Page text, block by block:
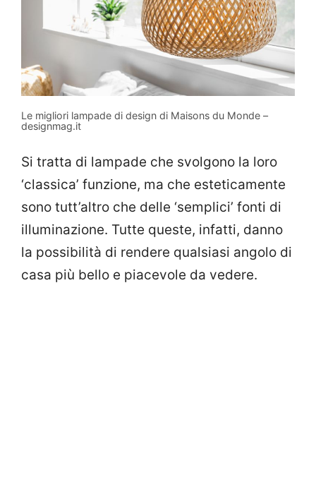
Le migliori lampade di design di Maisons du Monde –
designmag.it
Si tratta di lampade che svolgono la loro
‘classica’ funzione, ma che esteticamente
sono tutt’altro che delle ‘semplici’ fonti di
illuminazione. Tutte queste, infatti, danno
la possibilità di rendere qualsiasi angolo di
casa più bello e piacevole da vedere.